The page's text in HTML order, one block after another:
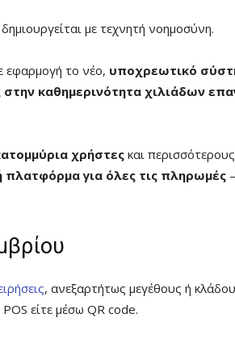
με τεχνητή νοημοσύνη.
εφαρμογή το νέο, υποχρεωτικό
στην καθημερινότητα χιλιάδων
χρήστες και
πλατφόρμα για όλες τις πληρωμές
, ανεξαρτήτως μεγέθους ή
POS είτε μέσω QR code.